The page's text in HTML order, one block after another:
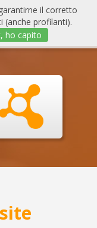
il corretto
(anche profilanti).
ho capito